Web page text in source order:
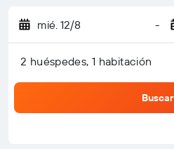
mié. 12/8 -
2 huéspedes, 1 habitación
Buscar